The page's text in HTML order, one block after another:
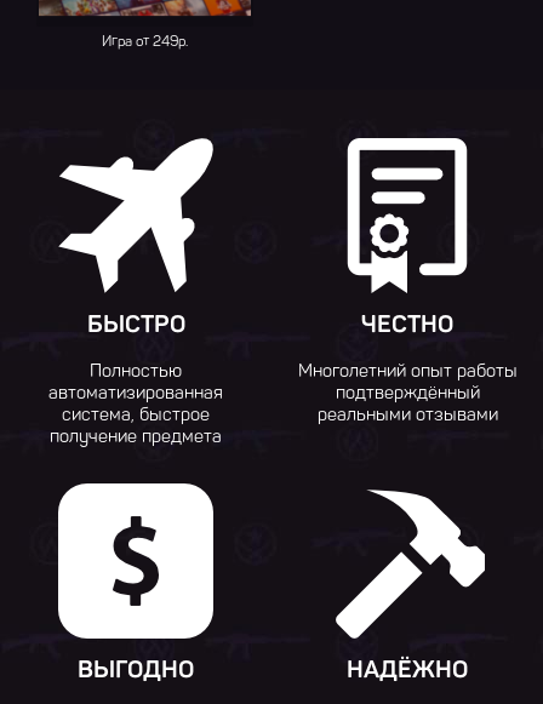
Игра от 249р.
БЫСТРО
Полностью
автоматизированная
система, быстрое
получение предмета
ЧЕСТНО
Многолетний опыт работы
подтверждённый
реальными отзывами
ВЫГОДНО НАДЁЖНО